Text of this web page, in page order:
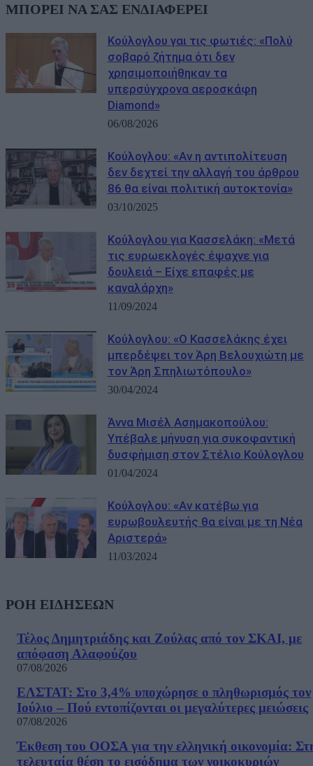
ΜΠΟΡΕΙ ΝΑ ΣΑΣ ΕΝΔΙΑΦΕΡΕΙ
Κούλογλου γαι τις φωτιές: «Πολύ
σοβαρό ζήτημα ότι δεν
χρησιμοποιήθηκαν τα
υπερσύγχρονα αεροσκάφη
Diamond»
06/08/2026
Κούλογλου: «Αν η αντιπολίτευση
δεν δεχτεί την αλλαγή του άρθρου
86 θα είναι πολιτική αυτοκτονία»
03/10/2025
Κούλογλου για Κασσελάκη: «Μετά
τις ευρωεκλογές έψαχνε για
δουλειά – Είχε επαφές με
καναλάρχη»
11/09/2024
Κούλογλου: «Ο Κασσελάκης έχει
μπερδέψει τον Άρη Βελουχιώτη με
τον Άρη Σπηλιωτόπουλο»
30/04/2024
Άννα Μισέλ Ασημακοπούλου:
Υπέβαλε μήνυση για συκοφαντική
δυσφήμιση στον Στέλιο Κούλογλου
01/04/2024
Κούλογλου: «Αν κατέβω για
ευρωβουλευτής θα είναι με τη Νέα
Αριστερά»
11/03/2024
ΡΟΗ ΕΙΔΗΣΕΩΝ
Τέλος Δημητριάδης και Ζούλας από τον ΣΚΑΙ, με
απόφαση Αλαφούζου
07/08/2026
ΕΛΣΤΑΤ: Στο 3,4% υποχώρησε ο πληθωρισμός τον
Ιούλιο – Πού εντοπίζονται οι μεγαλύτερες μειώσεις
07/08/2026
Έκθεση του ΟΟΣΑ για την ελληνική οικονομία:
τελευταία θέση το εισόδημα των νοικοκυριών